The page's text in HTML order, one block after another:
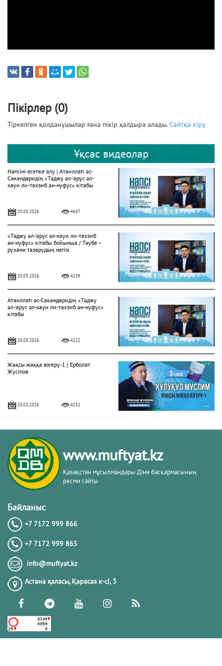
Пікірлер (0)
Тіркелген қолданушылар ғана пікір қалдыра алады.Сайтқа кіру
Ұқсас видеолар
Нәпсіні есепке алу | Атаиллаһ әс-
Сакандаридің «Тәджу әл-‘арус әл-
хауи ли-тахзиб ән-нуфус» кітабы
20.03.2026 4687
«Тәджу әл-‘арус әл-хауи ли-тахзиб
ән-нуфус» кітабы бойынша / Тәубе –
рухани тазарудың негізі
20.03.2026 4239
Атаиллаһ әс-Сакандаридің «Тәджу
әл-‘арус әл-хауи ли-тахзиб ән-нуфус»
кітабы
20.03.2026 4222
Жақсы жаққа өзгеру-1 | Ерболат
Жүсіпов
20.02.2026 4232
Жүрек сырлары 2-дәріс. Тәубе
тақырыбы. Әр-рисала әл-Қушайрия
кітабы негізінде
20.02.2026
20.02.2026
РАМАЗАН – РАХЫМ, КЕШІРІМ ЖӘНЕ
ТОЗАҚТАН ҚҰТЫЛУ АЙЫ
19.02.2026 7435
РАМАЗАН ҚАРСАҢЫНДАҒЫ
www.muftyat.kz
Қазақстан мұсылмандары Діни басқармасының
ресми сайты
Байланыс
+7 7172 999 866
+7 7172 999 865
info@muftyat.kz
Астана қаласы, Қарасаз к-сi, 3